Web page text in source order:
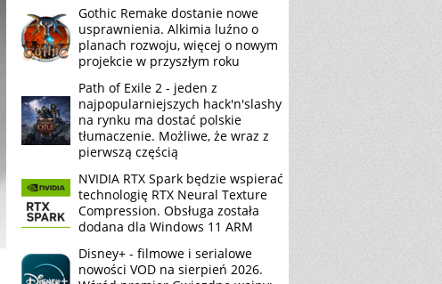
Gothic Remake dostanie nowe
usprawnienia. Alkimia luźno o
planach rozwoju, więcej o nowym
projekcie w przyszłym roku
Path of Exile 2 - jeden z
najpopularniejszych hack'n'slashy
na rynku ma dostać polskie
tłumaczenie. Możliwe, że wraz z
pierwszą częścią
NVIDIA RTX Spark będzie wspierać
technologię RTX Neural Texture
Compression. Obsługa została
dodana dla Windows 11 ARM
Disney+ - filmowe i serialowe
nowości VOD na sierpień 2026.